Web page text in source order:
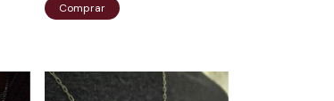
Comprar